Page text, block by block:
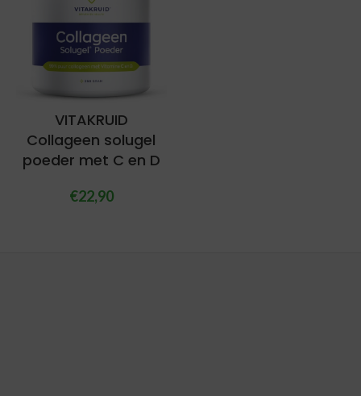
VITAKRUID
Collageen solugel
poeder met C en D
€22,90